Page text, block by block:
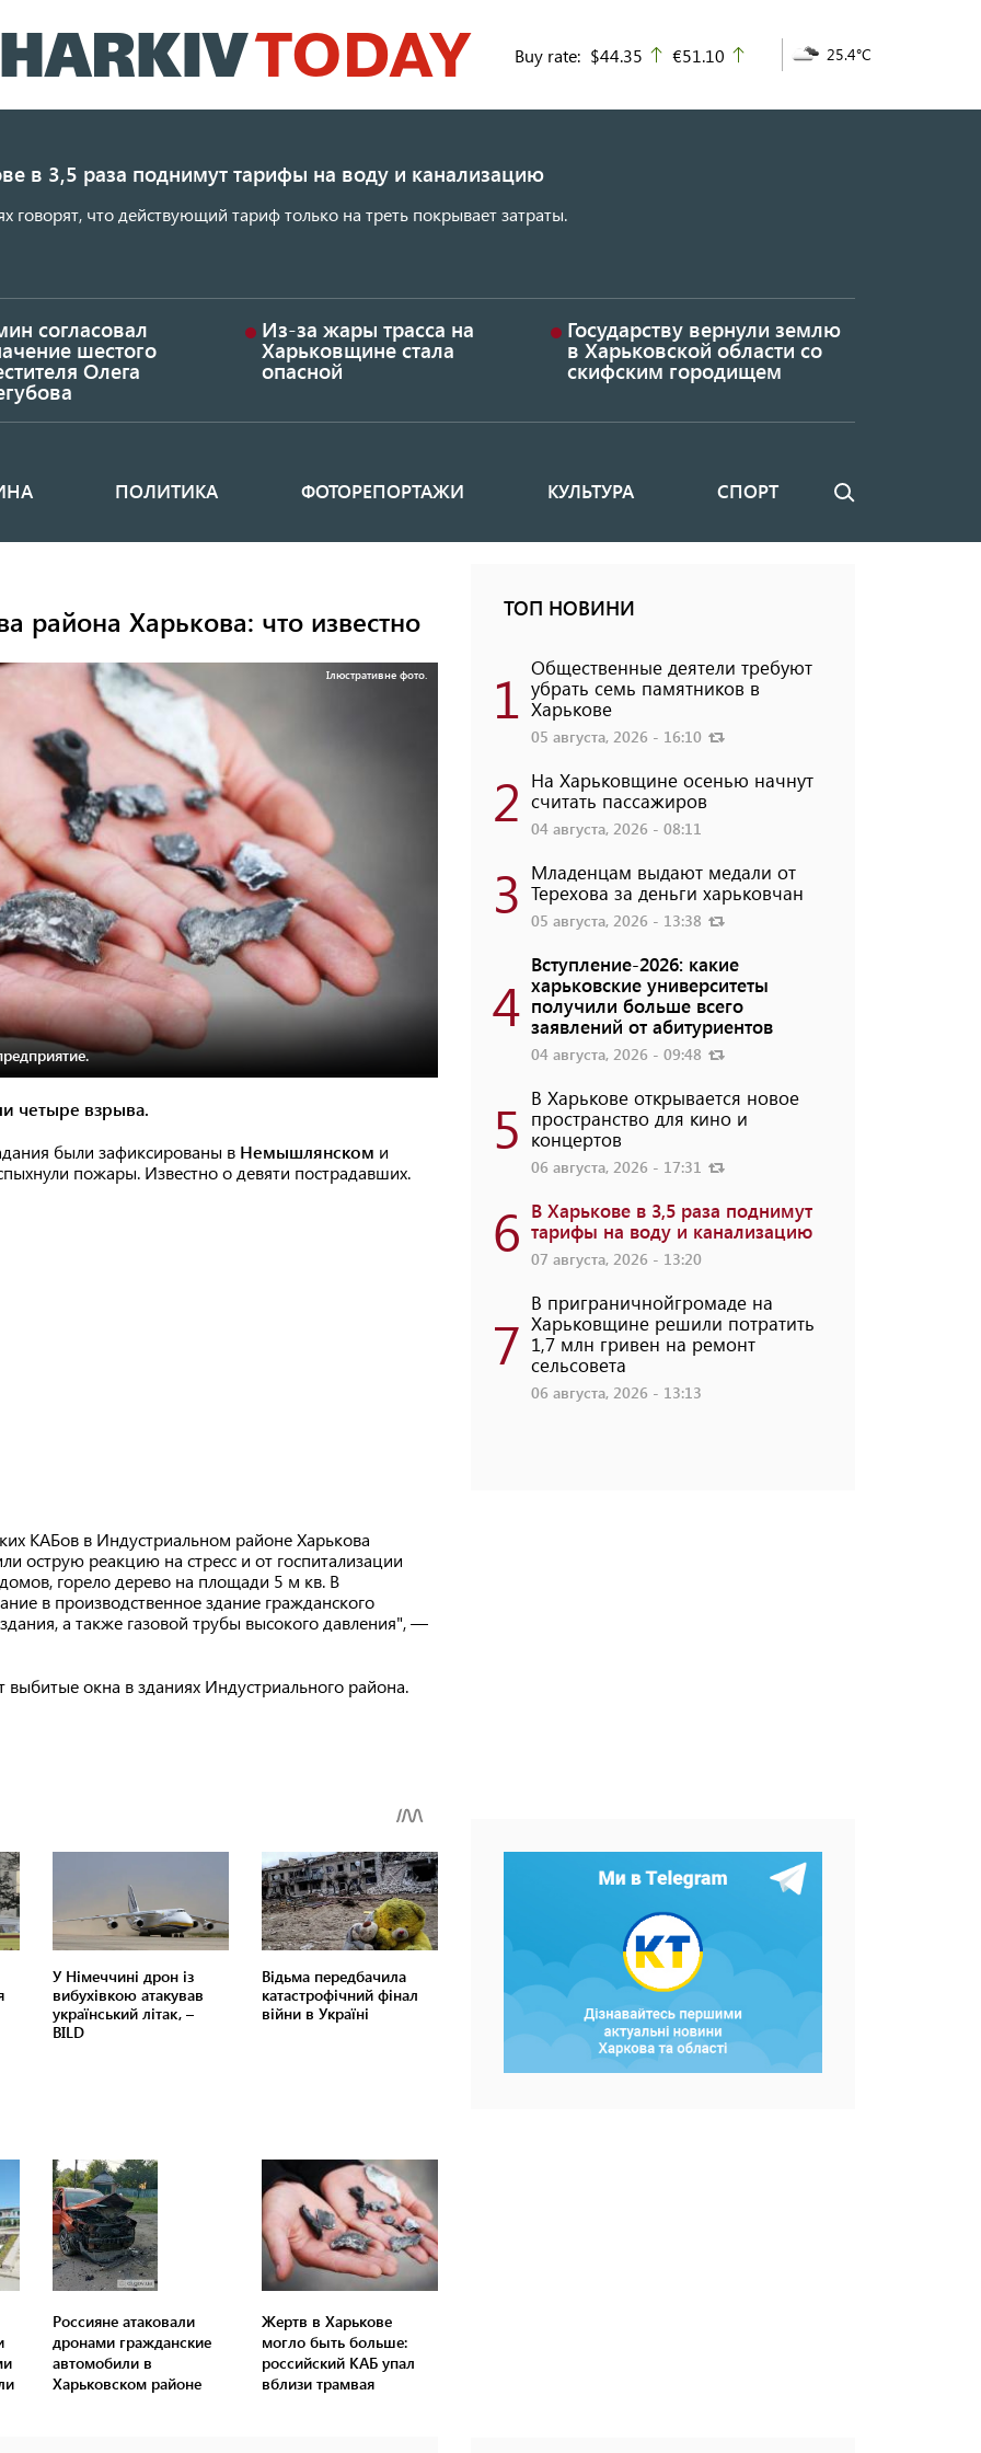
к
основному
Buy rate: $44.35 up
€51.10 25.4°C
в 3,5 раза поднимут тарифы на воду и канализацию
говорят, что действующий тариф только на треть покрывает затраты.
согласовал
шестого
Олега
Из-за жары трасса на
Харьковщине стала
опасной
Государству вернули землю
в Харьковской области со
скифским городищем
ПОЛИТИКА ФОТОРЕПОРТАЖИ КУЛЬТУРА СПОРТ Поиск
района Харькова: что известно
Ілюстративне фото.
четыре взрыва.
были зафиксированы в Немышлянском и
пожары. Известно о девяти пострадавших.
КАБов в Индустриальном районе Харькова
острую реакцию на стресс и от госпитализации
горело дерево на площади 5 м кв. В
в производственное здание гражданского
а также газовой трубы высокого давления", —
окна в зданиях Индустриального района.
Россияне атаковали
дронами гражданские
автомобили в
Харьковском районе
Жертв в Харькове
могло быть больше:
российский КАБ упал
вблизи трамвая
ТОП НОВИНИ
1 Общественные деятели требуют
убрать семь памятников в
Харькове
05 августа, 2026 - 16:10
2 На Харьковщине осенью начнут
считать пассажиров
04 августа, 2026 - 08:11
3 Младенцам выдают медали от
Терехова за деньги харьковчан
05 августа, 2026 - 13:38
4
Вступление-2026: какие
харьковские университеты
получили больше всего
заявлений от абитуриентов
04 августа, 2026 - 09:48
5 В Харькове открывается новое
пространство для кино и
концертов
06 августа, 2026 - 17:31
6 В Харькове в 3,5 раза поднимут
тарифы на воду и канализацию
07 августа, 2026 - 13:20
7
В приграничнойгромаде на
Харьковщине решили потратить
1,7 млн ​​гривен на ремонт
сельсовета
06 августа, 2026 - 13:13